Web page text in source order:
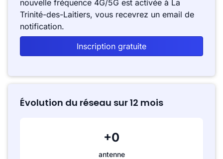
nouvelle fréquence 4G/5G est activée à La
Trinité-des-Laitiers, vous recevrez un email de
notification.
Inscription gratuite
Évolution du réseau sur 12 mois
+0
antenne